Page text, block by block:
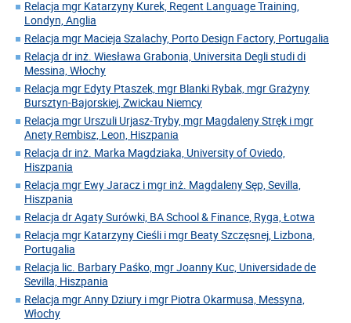
Relacja mgr Katarzyny Kurek, Regent Language Training,
Londyn, Anglia
Relacja mgr Macieja Szalachy, Porto Design Factory, Portugalia
Relacja dr inż. Wiesława Grabonia, Universita Degli studi di
Messina, Włochy
Relacja mgr Edyty Ptaszek, mgr Blanki Rybak, mgr Grażyny
Bursztyn-Bajorskiej, Zwickau Niemcy
Relacja mgr Urszuli Urjasz-Tryby, mgr Magdaleny Stręk i mgr
Anety Rembisz, Leon, Hiszpania
Relacja dr inż. Marka Magdziaka, University of Oviedo,
Hiszpania
Relacja mgr Ewy Jaracz i mgr inż. Magdaleny Sęp, Sevilla,
Hiszpania
Relacja dr Agaty Surówki, BA School & Finance, Ryga, Łotwa
Relacja mgr Katarzyny Cieśli i mgr Beaty Szczęsnej, Lizbona,
Portugalia
Relacja lic. Barbary Paśko, mgr Joanny Kuc, Universidade de
Sevilla, Hiszpania
Relacja mgr Anny Dziury i mgr Piotra Okarmusa, Messyna,
Włochy